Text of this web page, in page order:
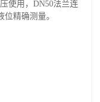
使用，DN50法兰连
精确测量。